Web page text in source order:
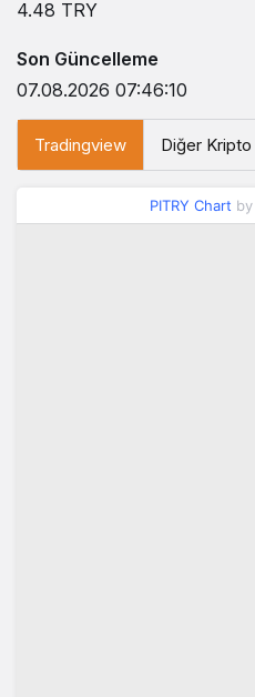
4.48 TRY
Son Güncelleme
07.08.2026 07:46:10
Tradingview Diğer
PITRY Chart